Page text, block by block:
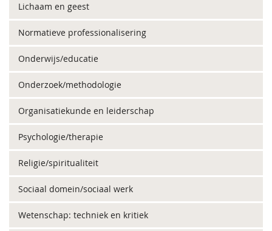
Lichaam en geest
Normatieve professionalisering
Onderwijs/educatie
Onderzoek/methodologie
Organisatiekunde en leiderschap
Psychologie/therapie
Religie/spiritualiteit
Sociaal domein/sociaal werk
Wetenschap: techniek en kritiek